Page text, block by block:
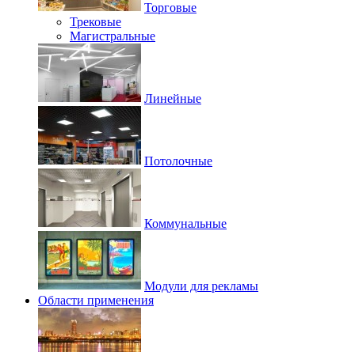
Торговые
Трековые
Магистральные
Линейные
Потолочные
Коммунальные
Модули для рекламы
Области применения